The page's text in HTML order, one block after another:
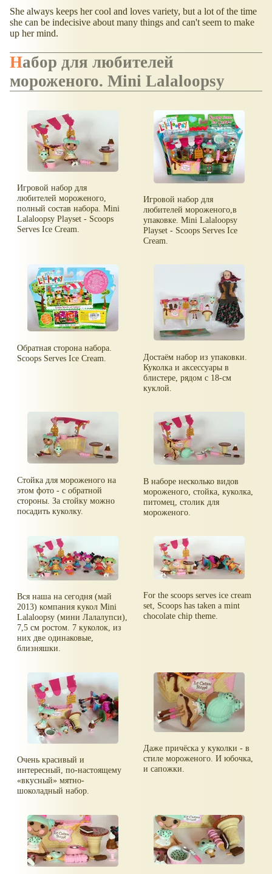
She always keeps her cool and loves variety, but a lot of the time
she can be indecisive about many things and can't seem to make
up her mind.
Набор для любителей
мороженого. Mini Lalaloopsy
Игровой набор для
любителей мороженого,
полный состав набора. Mini
Lalaloopsy Playset - Scoops
Serves Ice Cream.
Игровой набор для
любителей мороженого,в
упаковке. Mini Lalaloopsy
Playset - Scoops Serves Ice
Cream.
Обратная сторона набора.
Scoops Serves Ice Cream.
Достаём набор из упаковки.
Куколка и аксессуары в
блистере, рядом с 18-см
куклой.
Стойка для мороженого на
этом фото - с обратной
стороны. За стойку можно
посадить куколку.
В наборе несколько видов
мороженого, стойка, куколка,
питомец, столик для
мороженого.
Вся наша на сегодня (май
2013) компания кукол Mini
Lalaloopsy (мини Лалалупси),
7,5 см ростом. 7 куколок, из
них две одинаковые,
близняшки.
For the scoops serves ice cream
set, Scoops has taken a mint
chocolate chip theme.
Очень красивый и
интересный, по-настоящему
вкусный
мятно-
шоколадный набор.
Даже причёска у куколки - в
стиле мороженого. И юбочка,
и сапожки.